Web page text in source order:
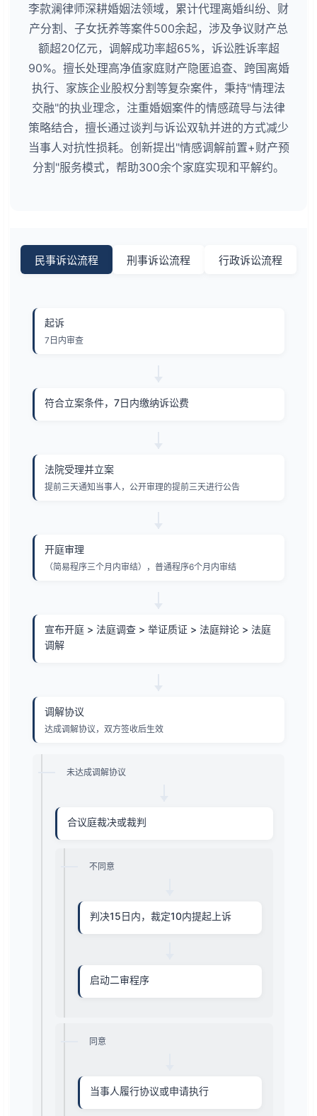
李款澜律师深耕婚姻法领域，累计代理离婚纠纷、财
产分割、子女抚养等案件500余起，涉及争议财产总
额超20亿元，调解成功率超65%，诉讼胜诉率超
90%。擅长处理高净值家庭财产隐匿追查、跨国离婚
执行、家族企业股权分割等复杂案件，秉持"情理法
交融"的执业理念，注重婚姻案件的情感疏导与法律
策略结合，擅长通过谈判与诉讼双轨并进的方式减少
当事人对抗性损耗。创新提出"情感调解前置+财产预
分割"服务模式，帮助300余个家庭实现和平解约。
民事诉讼流程 刑事诉讼流程 行政诉讼流程
起诉
7日内审查
符合立案条件，7日内缴纳诉讼费
法院受理并立案
提前三天通知当事人，公开审理的提前三天进行公告
开庭审理
（简易程序三个月内审结），普通程序6个月内审结
宣布开庭 > 法庭调查 > 举证质证 > 法庭辩论 > 法庭
调解
调解协议
达成调解协议，双方签收后生效
未达成调解协议
合议庭裁决或裁判
不同意
判决15日内，裁定10内提起上诉
启动二审程序
同意
当事人履行协议或申请执行